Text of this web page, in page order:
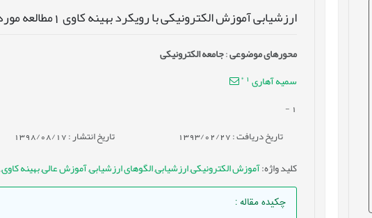
ارزشیابی آموزش الکترونیکی با رویکرد بهینه کاوی 1مطالعه موردی: آموزش عالی ایران
محورهای موضوعی:جامعه الکترونیکی
سمیه آهاری 1
*
1
-
تاریخ دریافت : 1393/02/27 تاریخ انتشار : 1398/08/17
کلید واژه:آموزش الکترونیکی,ارزشیابی,الگوهای ارزشیابی,آموزش عالی,بهینه کاوی,
چکیده مقاله: